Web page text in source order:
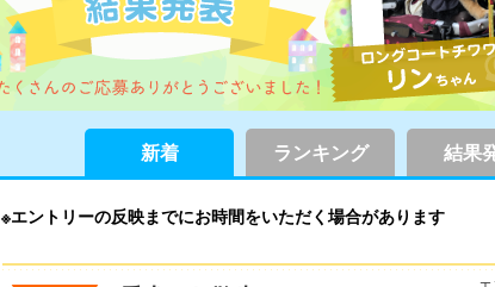
新着 ランキング 結果
※エントリーの反映までにお時間をいただく場合があります